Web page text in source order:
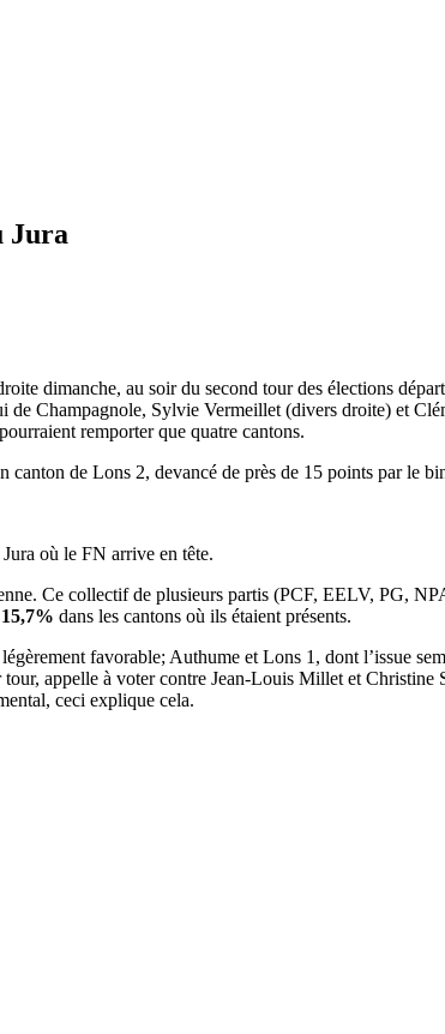
Jura
dimanche, au soir du second tour des élections
Champagnole, Sylvie Vermeillet (divers droite) et
remporter que quatre cantons.
canton de Lons 2, devancé de près de 15 points par le
où le FN arrive en tête.
Ce collectif de plusieurs partis (PCF, EELV, PG,
15,7% dans les cantons où ils étaient présents.
favorable; Authume et Lons 1, dont l’issue
appelle à voter contre Jean-Louis Millet et
ceci explique cela.